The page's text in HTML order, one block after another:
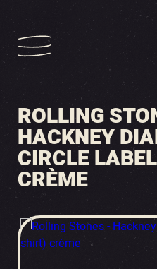
ROLLING
HACKNEY
CIRCLE
CRÈME